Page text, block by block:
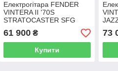
Електрогітара FENDER
VINTERA II '70S
STRATOCASTER SFG
61 900₴
Купити
73